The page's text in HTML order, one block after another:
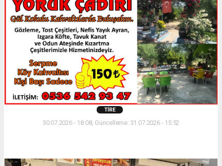
TIRE
30.07.2026 - 18:08, Güncelleme: 31.07.2026 - 15:52